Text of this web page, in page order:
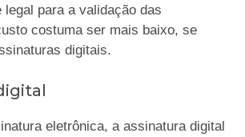
legal para a validação das
costuma ser mais baixo, se
digitais.
eletrônica, a assinatura digital